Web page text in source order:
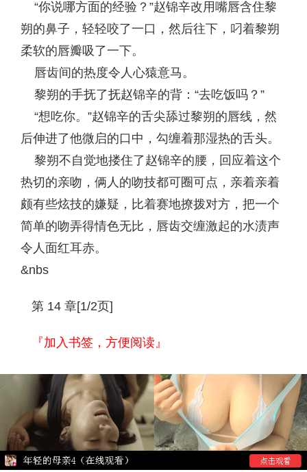
“你说哪方面的经验？”赵锦辛改用嘴唇含住黎
朔的鼻子，轻轻咬了一口，然后往下，叼着黎朔
柔软的唇瓣吸了一下。
唇齿间的热度令人心猿意马。
黎朔的手抚了抚赵锦辛的背：“去吃饭吗？”
“想吃你。”赵锦辛的舌尖舔过黎朔的唇线，然
后伸进了他微启的口中，勾缠着那湿热的舌头。
黎朔不自觉地搂住了赵锦辛的腰，回应着这个
热切的亲吻，俩人的吻技都可圈可点，亲着亲着
颇有些炫技的嫌疑，比着赛地撩拨对方，把一个
简单的吻弄得情色无比，唇齿交缠激起的水渍声
令人面红耳赤。
&nbs
第 14 章[1/2页]
『加入书签，方便阅读』